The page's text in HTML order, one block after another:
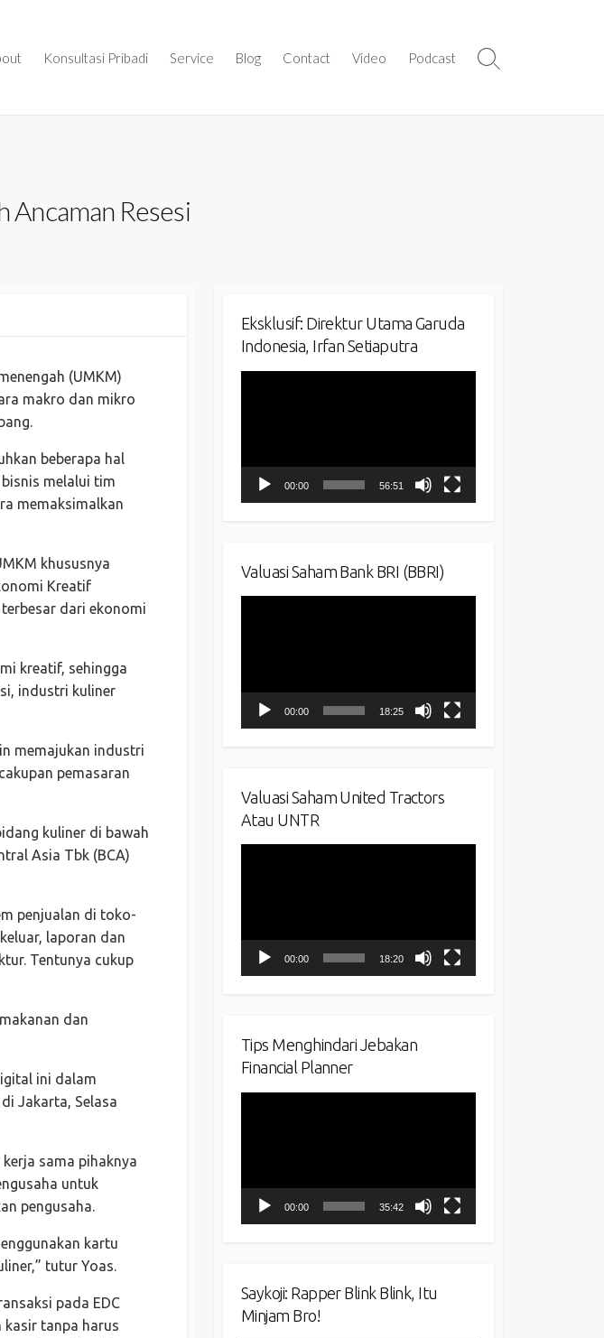
Konsultasi Pribadi Service Blog Contact Video Podcast
Search
Ancaman Resesi
(UMKM)
makro dan mikro
beberapa hal
melalui tim
memaksimalkan
khususnya
Kreatif
dari ekonomi
kreatif, sehingga
industri kuliner
memajukan industri
pemasaran
kuliner di bawah
Asia Tbk (BCA)
penjualan di toko-
laporan dan
Tentunya cukup
dan
ini dalam
Jakarta, Selasa
sama pihaknya
untuk
pengusaha.
kartu
tutur Yoas.
pada EDC
kasir tanpa harus
Eksklusif: Direktur Utama Garuda
Indonesia, Irfan Setiaputra
00:00 56:51
Valuasi Saham Bank BRI (BBRI)
00:00 18:25
Valuasi Saham United Tractors
Atau UNTR
00:00 18:20
Tips Menghindari Jebakan
Financial Planner
00:00 35:42
Saykoji: Rapper Blink Blink, Itu
Minjam Bro!